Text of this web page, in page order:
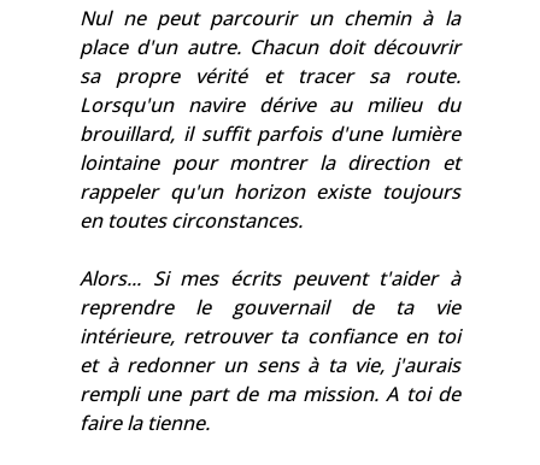
Nul ne peut parcourir un chemin à la
place d'un autre. Chacun doit découvrir
sa propre vérité et tracer sa route.
Lorsqu'un navire dérive au milieu du
brouillard, il suffit parfois d'une lumière
lointaine pour montrer la direction et
rappeler qu'un horizon existe toujours
en toutes circonstances.
Alors... Si mes écrits peuvent t'aider à
reprendre le gouvernail de ta vie
intérieure, retrouver ta confiance en toi
et à redonner un sens à ta vie, j'aurais
rempli une part de ma mission. A toi de
faire la tienne.